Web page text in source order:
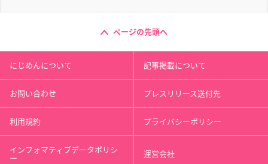
ページの先頭へ
にじめんについて 記事掲載について
お問い合わせ プレスリリース送付先
利用規約 プライバシーポリシー
インフォマティブデータポリシ
ー 運営会社